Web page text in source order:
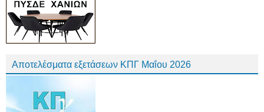
Αποτελέσματα εξετάσεων ΚΠΓ Μαΐου 2026